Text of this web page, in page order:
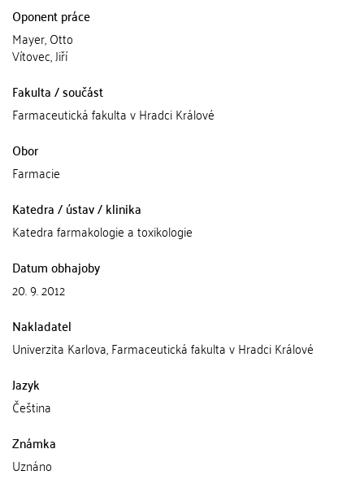
Oponent práce
Mayer, Otto
Vítovec, Jiří
Fakulta / součást
Farmaceutická fakulta v Hradci Králové
Obor
Farmacie
Katedra / ústav / klinika
Katedra farmakologie a toxikologie
Datum obhajoby
20. 9. 2012
Nakladatel
Univerzita Karlova, Farmaceutická fakulta v Hradci Králové
Jazyk
Čeština
Známka
Uznáno